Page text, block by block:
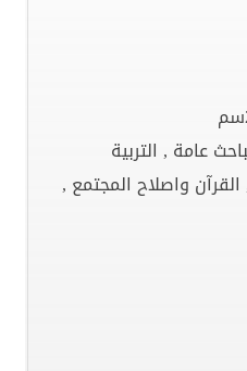
عامة , التربية
القرآن واصلاح المجتمع ,